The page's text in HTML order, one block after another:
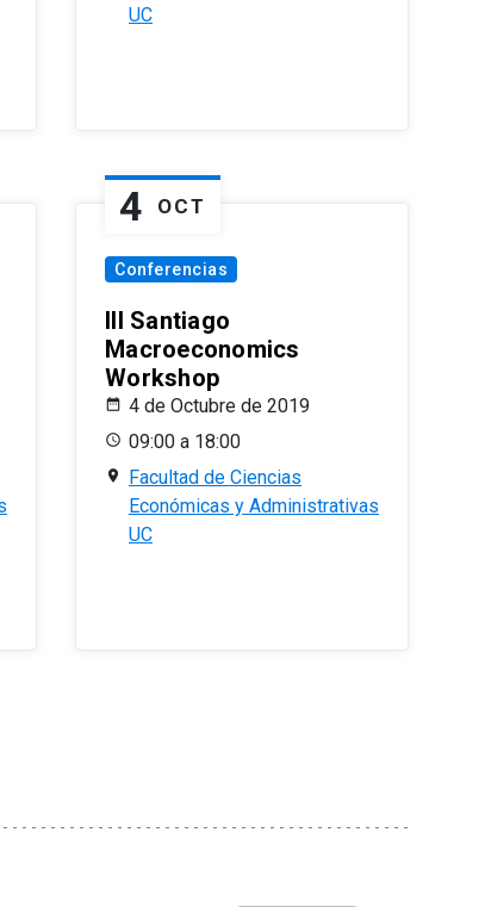
UC
4 OCT
Conferencias
III Santiago
Macroeconomics
Workshop
4 de Octubre de 2019
09:00 a 18:00
Facultad de Ciencias
Económicas y Administrativas
UC